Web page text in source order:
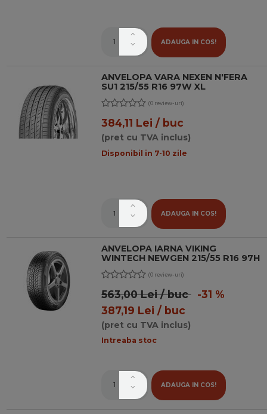
ADAUGA IN COS!
ANVELOPA VARA NEXEN N'FERA
SU1 215/55 R16 97W XL
(0 review-uri)
384,11 Lei / buc
(pret cu TVA inclus)
Disponibil in 7-10 zile
ADAUGA IN COS!
ANVELOPA IARNA VIKING
WINTECH NEWGEN 215/55 R16 97H
(0 review-uri)
563,00 Lei / buc-31 %
387,19 Lei / buc
(pret cu TVA inclus)
Intreaba stoc
ADAUGA IN COS!